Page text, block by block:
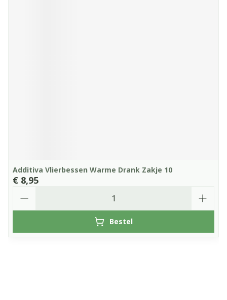
Additiva Vlierbessen Warme Drank Zakje 10
€ 8,95
Bestel